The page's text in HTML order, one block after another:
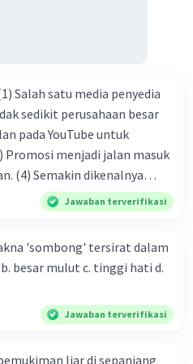
sedikit perusahaan besar
pada YouTube untuk
semakin besar pula peluang
agar
.... A. (1)-(2)-(3)-
Jawaban terverifikasi
'sombong' tersirat dalam
Jawaban terverifikasi
liar di sepanjang